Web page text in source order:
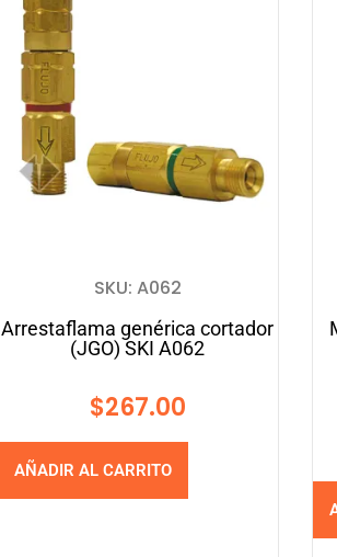
SKU: A062
Arrestaflama genérica cortador
(JGO) SKI A062
$267.00
AÑADIR AL CARRITO